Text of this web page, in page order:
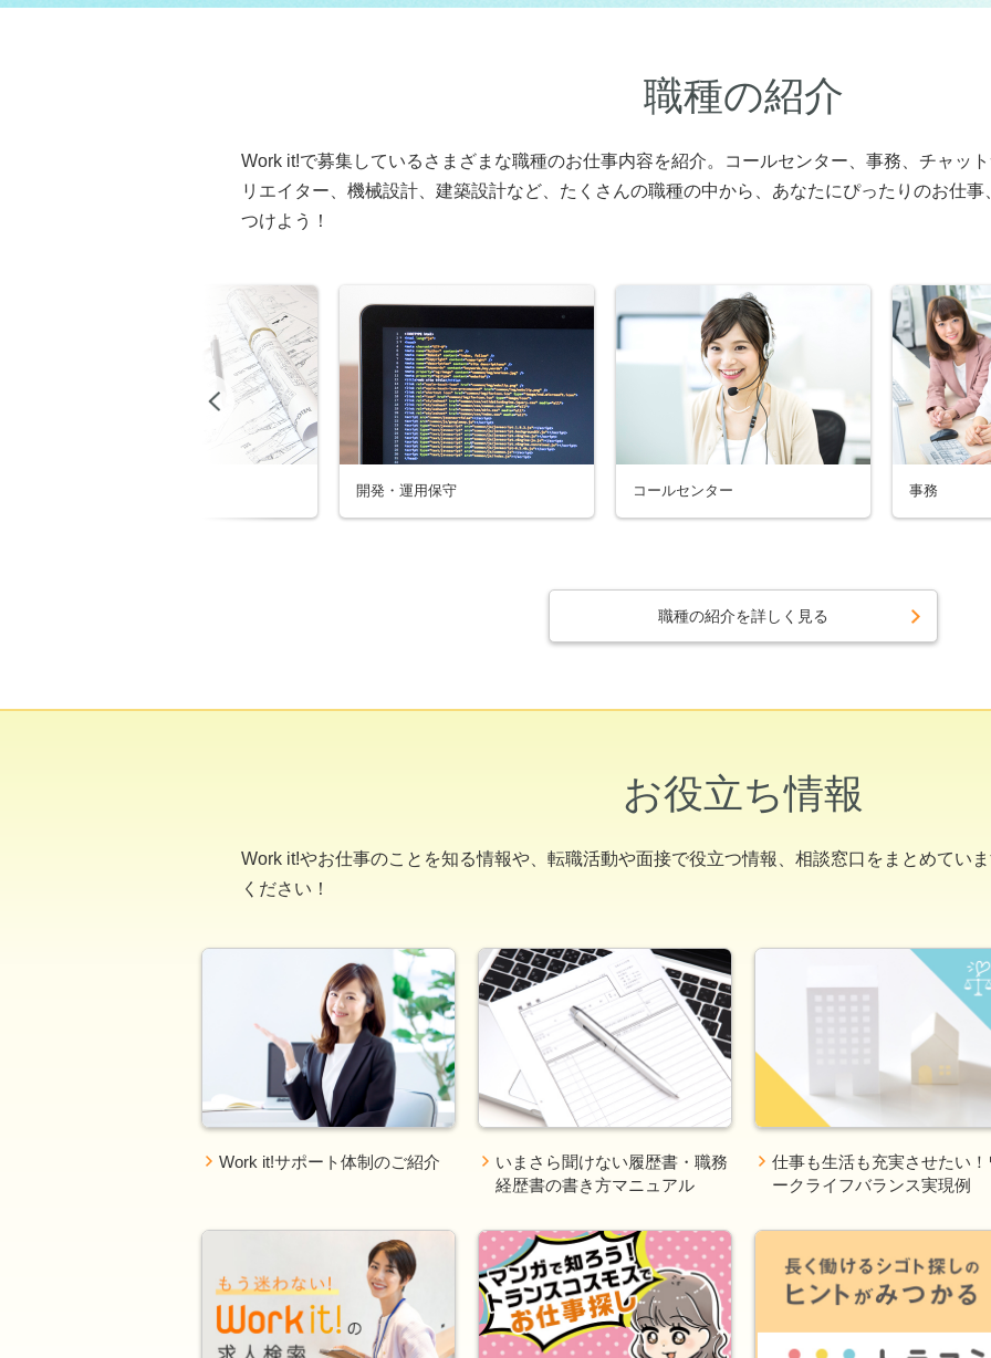
職種の紹介
Work it!で募集しているさまざまな職種のお仕事内容を紹介。コールセンター、事務、チャッ
リエイター、機械設計、建築設計など、たくさんの職種の中から、あなたにぴったりのお仕
つけよう！
Previous
開発・運用保守 コールセンター 事務
職種の紹介を詳しく見る
お役立ち情報
Work it!やお仕事のことを知る情報や、転職活動や面接で役立つ情報、相談窓口をまとめてい
ください！
Work it!サポート体制のご紹介
いまさら聞けない履歴書・職務
経歴書の書き方マニュアル
仕事も生活も充実させたい！
ークライフバランス実現例